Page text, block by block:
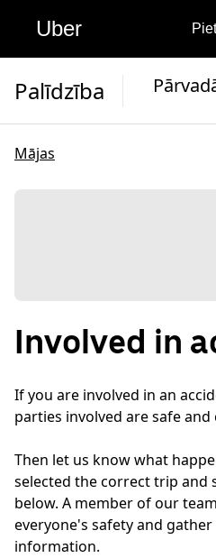
Uber
Palīdzība
Mājas
Involved in
If you are involved in an
parties involved are safe and
Then let us know what
selected the correct trip and
below. A member of our
everyone's safety and
information.